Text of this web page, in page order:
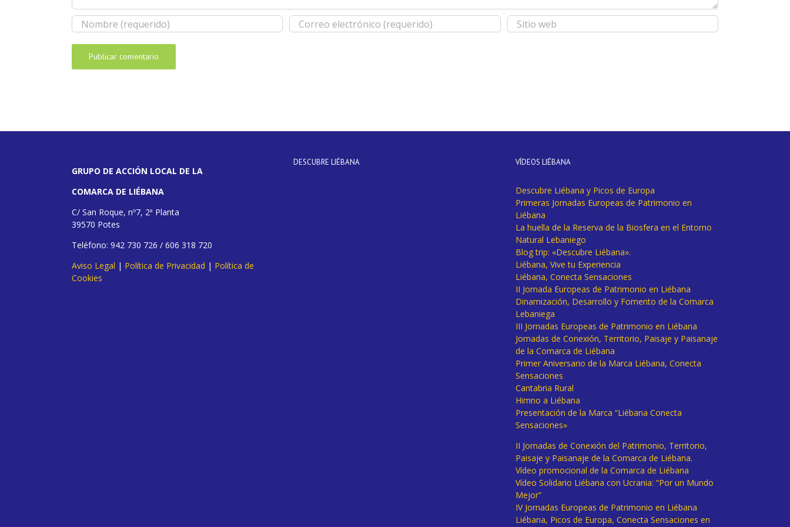
GRUPO DE ACCIÓN LOCAL DE LA
COMARCA DE LIÉBANA
C/ San Roque, nº7, 2ª Planta
39570 Potes
Teléfono: 942 730 726 / 606 318 720
Aviso Legal | Política de Privacidad | Política de
Cookies
DESCUBRE LIÉBANA VÍDEOS LIÉBANA
Descubre Liébana y Picos de Europa
Primeras Jornadas Europeas de Patrimonio en
Liébana
La huella de la Reserva de la Biosfera en el Entorno
Natural Lebaniego
Blog trip: «Descubre Liébana».
Liébana, Vive tu Experiencia
Liébana, Conecta Sensaciones
II Jornada Europeas de Patrimonio en Liébana
Dinamización, Desarrollo y Fomento de la Comarca
Lebaniega
III Jornadas Europeas de Patrimonio en Liébana
Jornadas de Conexión, Territorio, Paisaje y Paisanaje
de la Comarca de Liébana
Primer Aniversario de la Marca Liébana, Conecta
Sensaciones
Cantabria Rural
Himno a Liébana
Presentación de la Marca “Liébana Conecta
Sensaciones»
II Jornadas de Conexión del Patrimonio, Territorio,
Paisaje y Paisanaje de la Comarca de Liébana.
Vídeo promocional de la Comarca de Liébana
Vídeo Solidario Liébana con Ucrania: “Por un Mundo
Mejor”
IV Jornadas Europeas de Patrimonio en Liébana
Liébana, Picos de Europa, Conecta Sensaciones en